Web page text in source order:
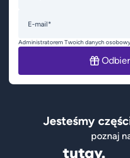
E-mail*
Administratorem Twoich danych
Jesteśmy
poznaj